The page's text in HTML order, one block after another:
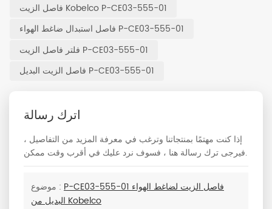
فاصل الزيت Kobelco P-CE03-555-01
فاصل استبدال ضاغط الهواء P-CE03-555-01
فلتر فاصل الزيت P-CE03-555-01
فاصل الزيت البديل P-CE03-555-01
اترك رسالة
إذا كنت مهتمًا بمنتجاتنا وترغب في معرفة المزيد من التفاصيل ،
فيرجى ترك رسالة هنا ، فسوف نرد عليك في أقرب وقت ممكن.
موضوع : P-CE03-555-01 فاصل الزيت لضاغط الهواء
البديل من Kobelco